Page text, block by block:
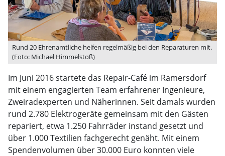
Rund 20 Ehrenamtliche helfen regelmäßig bei den Reparaturen mit.
(Foto: Michael Himmelstoß)
Im Juni 2016 startete das Repair-Café im Ramersdorf
mit einem engagierten Team erfahrener Ingenieure,
Zweiradexperten und Näherinnen. Seit damals wurden
rund 2.780 Elektrogeräte gemeinsam mit den Gästen
repariert, etwa 1.250 Fahrräder instand gesetzt und
über 1.000 Textilien fachgerecht genäht. Mit einem
Spendenvolumen über 30.000 Euro konnten viele